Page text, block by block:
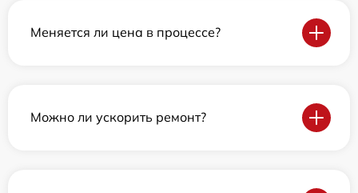
Меняется ли цена в процессе?
Можно ли ускорить ремонт?